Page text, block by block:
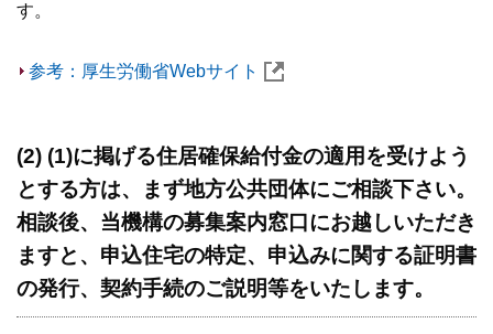
す。
参考：厚生労働省Webサイト
(2) (1)に掲げる住居確保給付金の適用を受けよう
とする方は、まず地方公共団体にご相談下さい。
相談後、当機構の募集案内窓口にお越しいただき
ますと、申込住宅の特定、申込みに関する証明書
の発行、契約手続のご説明等をいたします。